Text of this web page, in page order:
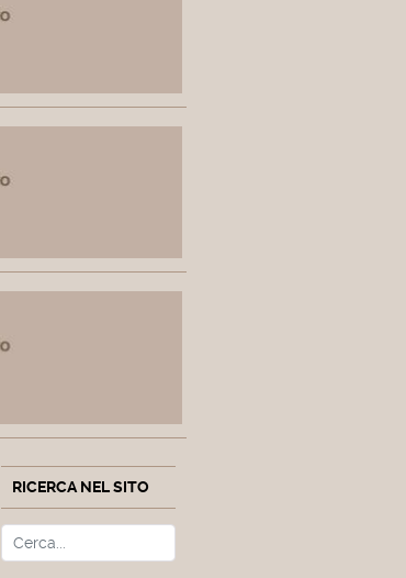
RICERCA NEL SITO
Cerca Type 2 or more characters